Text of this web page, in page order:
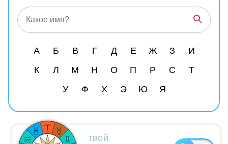
А Б В Г Д Е Ж З
И
К
Л М Н О П Р С
Т
У
Ф Х Э Ю Я
твой